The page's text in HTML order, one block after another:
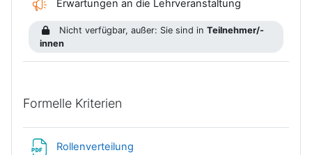
Erwartungen an die Lehrveranstaltung
Nicht verfügbar, außer: Sie sind inTeilnehmer/-
innen
Formelle Kriterien
Rollenverteilung